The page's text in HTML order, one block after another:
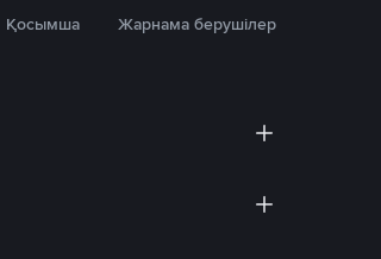
Қосымша Жарнама берушілер